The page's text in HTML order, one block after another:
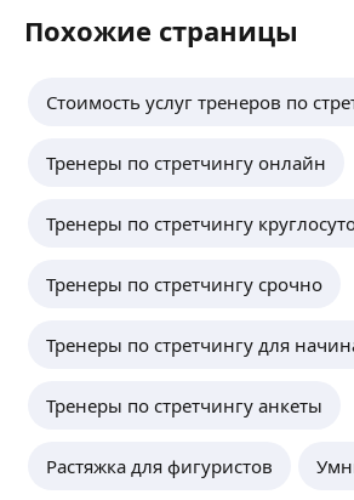
Похожие страницы
Стоимость услуг тренеров по
Тренеры по стретчингу онлайн
Тренеры по стретчингу
Тренеры по стретчингу срочно
Тренеры по стретчингу для
Тренеры по стретчингу анкеты
Растяжка для фигуристов